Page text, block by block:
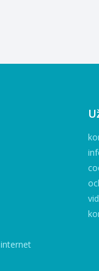
angličtiny, anglické
výtvarné workshopy,
PROSÍME O